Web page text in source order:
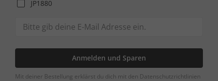
JP1880
Anmelden und Sparen
Mit deiner Bestellung erklärst du dich mit den Datenschutzrichtlinien